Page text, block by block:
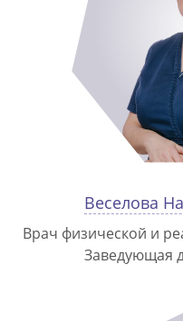
Веселова
Врач физической и
Заведующая